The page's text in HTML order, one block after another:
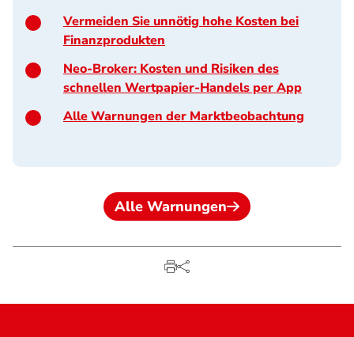
Vermeiden Sie unnötig hohe Kosten bei
Finanzprodukten
Neo-Broker: Kosten und Risiken des
schnellen Wertpapier-Handels per App
Alle Warnungen der Marktbeobachtung
Alle Warnungen